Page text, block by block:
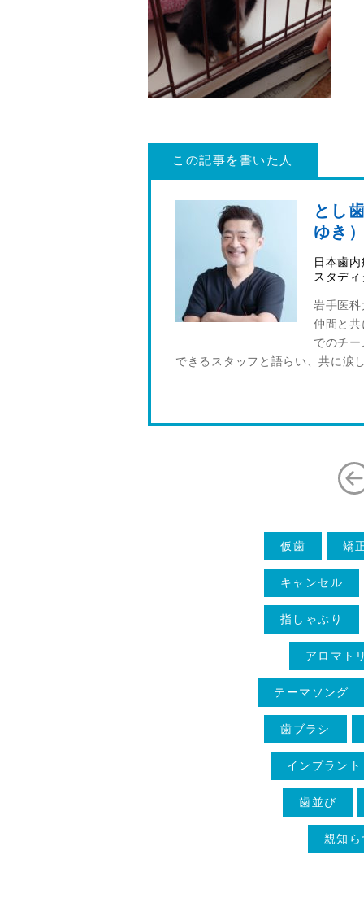
この記事を書いた人
とし
ゆき）
日本歯
スタデ
岩手医科
仲間と
でのチ
できるスタッフと語らい、共に涙
仮歯 矯
キャンセル
指しゃぶり
アロマト
テーマソング
歯ブラシ
インプラント
歯並び
親知ら